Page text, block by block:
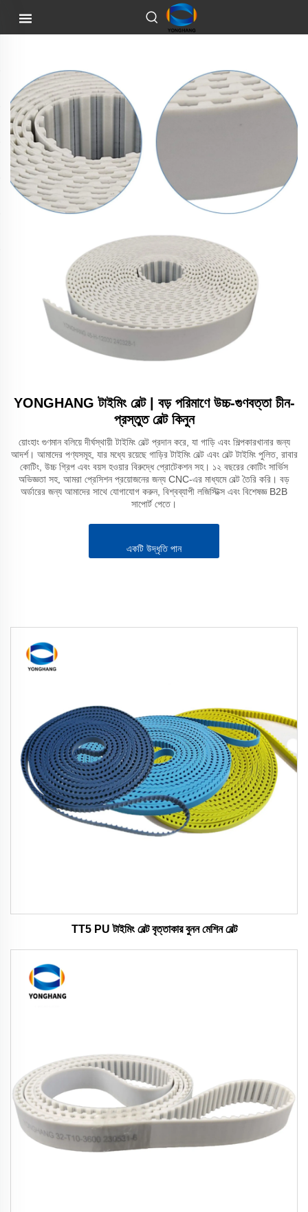
YONGHANG টাইমিং বেল্ট | বড় পরিমাণে উচ্চ-গুণবত্তা চীন-
প্রস্তুত বেল্ট কিনুন
য়োংহাং গুণমান বলিয়ে দীর্ঘস্থায়ী টাইমিং বেল্ট প্রদান করে, যা গাড়ি এবং শিল্পকারখানার জন্য
আদর্শ। আমাদের পণ্যসমূহ, যার মধ্যে রয়েছে গাড়ির টাইমিং বেল্ট এবং বেল্ট টাইমিং পুলিত, রাবার
কোটিং, উচ্চ গ্রিপ এবং বয়স হওয়ার বিরুদ্ধে প্রোটেকশন সহ। ১২ বছরের কোটিং সার্ভিস
অভিজ্ঞতা সহ, আমরা প্রেসিশন প্রয়োজনের জন্য CNC-এর মাধ্যমে বেল্ট তৈরি করি। বড়
অর্ডারের জন্য আমাদের সাথে যোগাযোগ করুন, বিশ্বব্যাপী লজিস্টিক্স এবং বিশেষজ্ঞ B2B
সাপোর্ট পেতে।
একটি উদ্ধৃতি পান
TT5 PU টাইমিং বেল্ট বৃত্তাকার বুনন মেশিন বেল্ট